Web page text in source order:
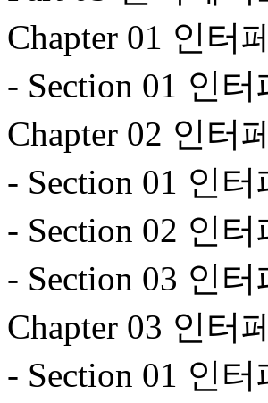
Chapter 01 인터
- Section 01 인
Chapter 02 인터
- Section 01 인
- Section 02 인
- Section 03 인
Chapter 03 인터
- Section 01 인